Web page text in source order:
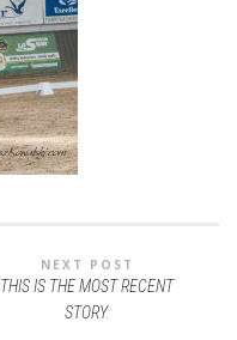
NEXT POST
THIS IS THE MOST RECENT
STORY.